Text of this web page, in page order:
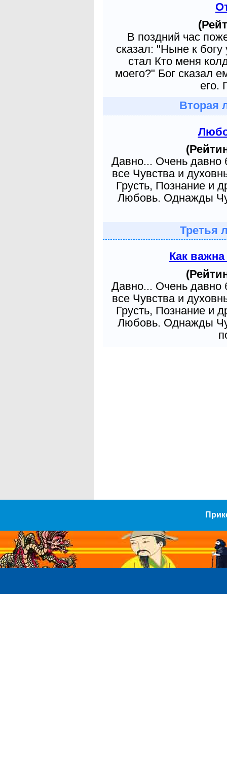
В поздний час
сказал: "Ныне к
стал Кто меня
моего?" Бог сказал
его.
Вторая
Давно... Очень давно
все Чувства и
Грусть, Познание и
Любовь. Однажды
Третья
Как
Давно... Очень давно
все Чувства и
Грусть, Познание и
Любовь. Однажды